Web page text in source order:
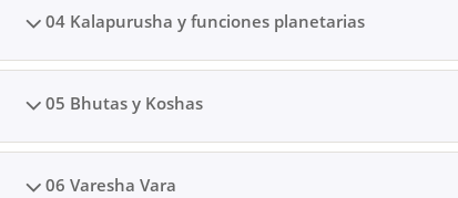
04 Kalapurusha y funciones planetarias
05 Bhutas y Koshas
06 Varesha Vara